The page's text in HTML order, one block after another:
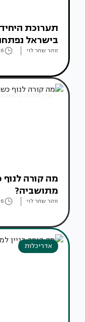
תערוכת
בישראל
זוהר שחר לוי
אדריכלות מהעולם
מה קורה
מתושביה?
זוהר שחר לוי
אדריכלות